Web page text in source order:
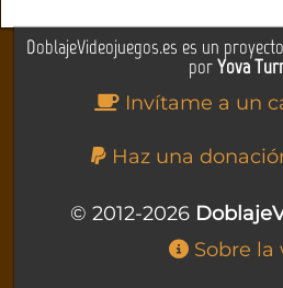
DoblajeVideojuegos.es es un
porYova
Invítame a un
Haz una
© 2012-2026
Sobre la